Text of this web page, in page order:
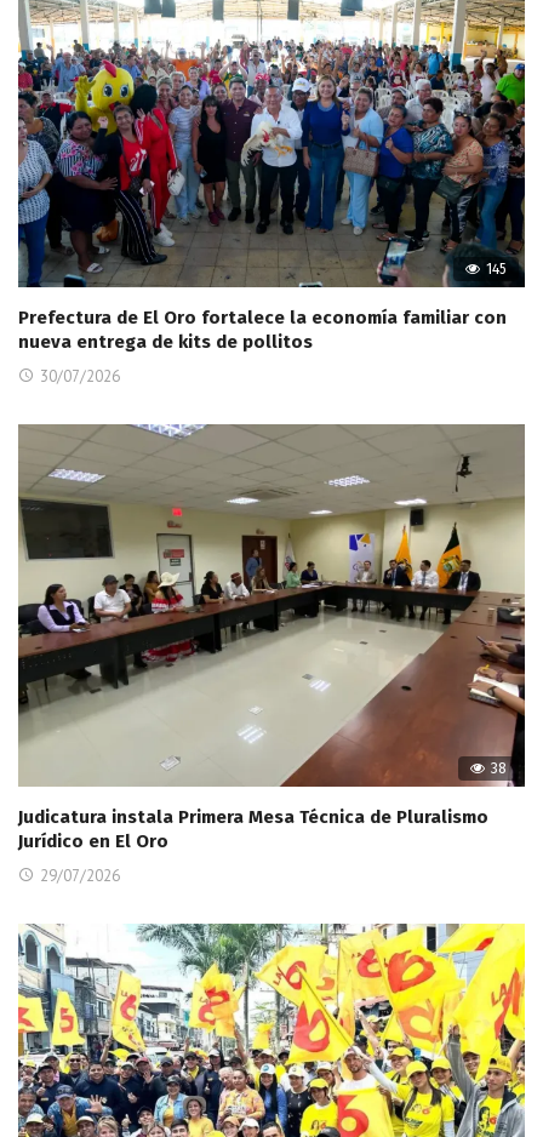
145
Prefectura de El Oro fortalece la economía familiar con
nueva entrega de kits de pollitos
30/07/2026
38
Judicatura instala Primera Mesa Técnica de Pluralismo
Jurídico en El Oro
29/07/2026